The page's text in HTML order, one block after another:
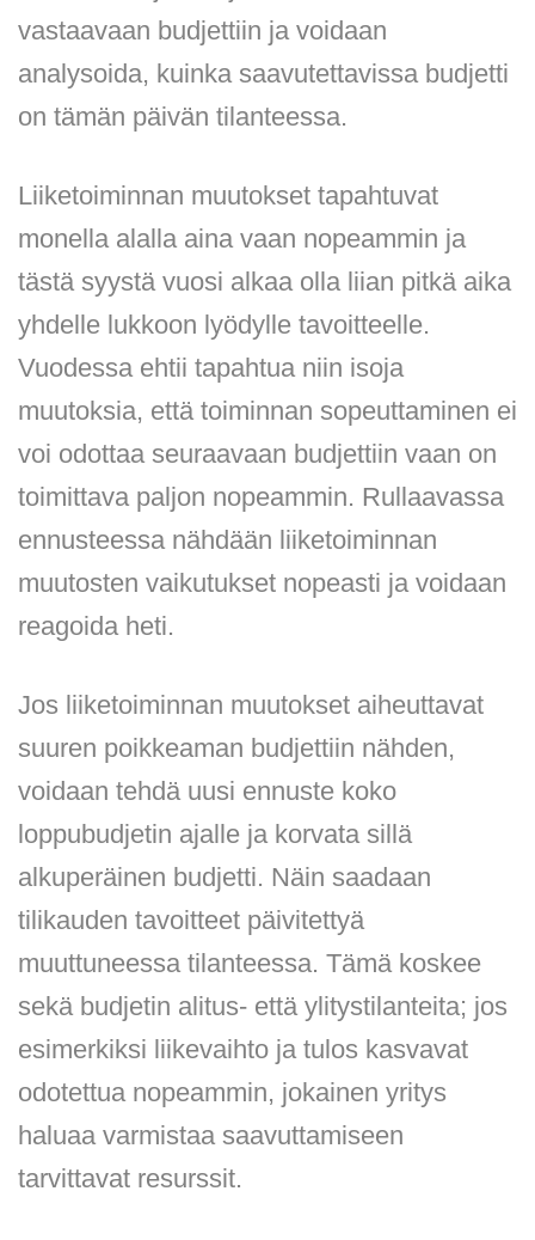
vastaavaan budjettiin ja voidaan
analysoida, kuinka saavutettavissa budjetti
on tämän päivän tilanteessa.
Liiketoiminnan muutokset tapahtuvat
monella alalla aina vaan nopeammin ja
tästä syystä vuosi alkaa olla liian pitkä aika
yhdelle lukkoon lyödylle tavoitteelle.
Vuodessa ehtii tapahtua niin isoja
muutoksia, että toiminnan sopeuttaminen ei
voi odottaa seuraavaan budjettiin vaan on
toimittava paljon nopeammin. Rullaavassa
ennusteessa nähdään liiketoiminnan
muutosten vaikutukset nopeasti ja voidaan
reagoida heti.
Jos liiketoiminnan muutokset aiheuttavat
suuren poikkeaman budjettiin nähden,
voidaan tehdä uusi ennuste koko
loppubudjetin ajalle ja korvata sillä
alkuperäinen budjetti. Näin saadaan
tilikauden tavoitteet päivitettyä
muuttuneessa tilanteessa. Tämä koskee
sekä budjetin alitus- että ylitystilanteita; jos
esimerkiksi liikevaihto ja tulos kasvavat
odotettua nopeammin, jokainen yritys
haluaa varmistaa saavuttamiseen
tarvittavat resurssit.